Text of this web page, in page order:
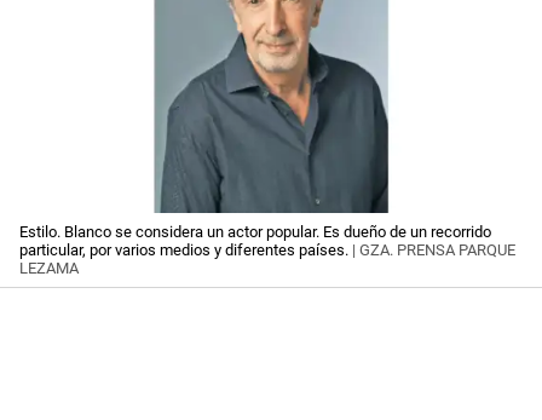
Estilo. Blanco se considera un actor popular. Es dueño de un recorrido
particular, por varios medios y diferentes países. | GZA. PRENSA PARQUE
LEZAMA